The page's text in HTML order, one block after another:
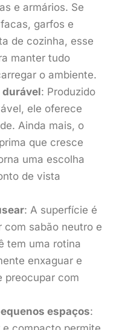
e armários. Se
garfos e
de cozinha, esse
manter tudo
o ambiente.
durável: Produzido
ele oferece
Ainda mais, o
que cresce
uma escolha
de vista
: A superfície é
com sabão neutro e
tem uma rotina
enxaguar e
preocupar com
espaços: